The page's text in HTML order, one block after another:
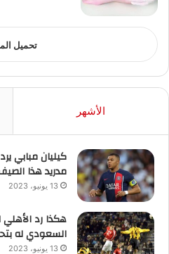
تحميل
الأشهر
كيليان مبابي
مدريد هذا
13 يونيو، 2023
هكذا رد
السعودي له
13 يونيو، 2023